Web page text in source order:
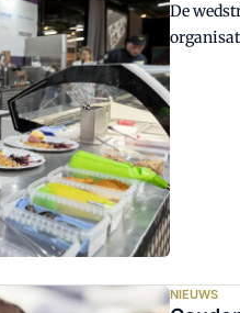
De
NIEUWS